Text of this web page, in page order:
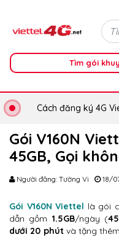
Tìm gói
Cách đăng ký 4G
Gói V160N
45GB, Gọi
Người đăng: Tường Vi 18/
Gói V160N Viettel là gói
dẫn gồm 1.5GB/ngày (
dưới 20 phútvà tặng thêm